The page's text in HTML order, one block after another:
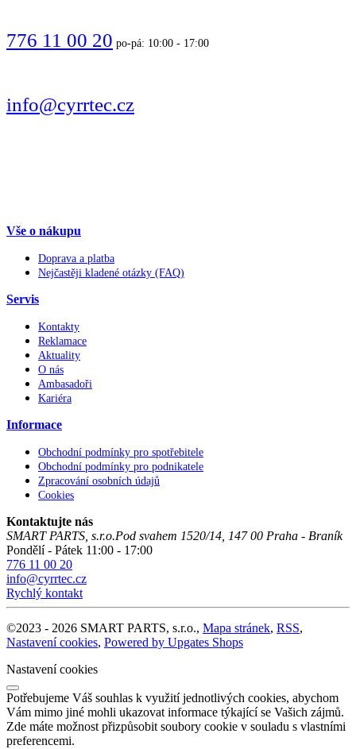
776 11 00 20 po-pá: 10:00 - 17:00
info@cyrrtec.cz
Vše o nákupu
Doprava a platba
Nejčastěji kladené otázky (FAQ)
Servis
Kontakty
Reklamace
Aktuality
O nás
Ambasadoři
Kariéra
Informace
Obchodní podmínky pro spotřebitele
Obchodní podmínky pro podnikatele
Zpracování osobních údajů
Cookies
Kontaktujte nás
SMART PARTS, s.r.o.Pod svahem 1520/14 147 00 Praha - Braník
Pondělí - Pátek 11:00 - 17:00
776 11 00 20
info@cyrrtec.cz
Rychlý kontakt
©2023 - 2026 SMART PARTS, s.r.o., Mapa stránek, RSS,
Nastavení cookies, Powered by Upgates Shops
Nastavení cookies
Potřebujeme Váš souhlas k využití jednotlivých cookies, abychom
Vám mimo jiné mohli ukazovat informace týkající se Vašich zájmů.
Zde máte možnost přizpůsobit soubory cookie v souladu s vlastními
preferencemi.